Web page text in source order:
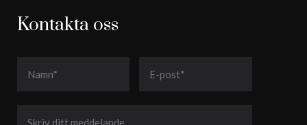
Kontakta oss